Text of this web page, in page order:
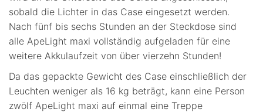
sobald die Lichter in das Case eingesetzt werden.
Nach fünf bis sechs Stunden an der Steckdose sind
alle ApeLight maxi vollständig aufgeladen für eine
weitere Akkulaufzeit von über vierzehn Stunden!
Da das gepackte Gewicht des Case einschließlich der
Leuchten weniger als 16 kg beträgt, kann eine Person
zwölf ApeLight maxi auf einmal eine Treppe